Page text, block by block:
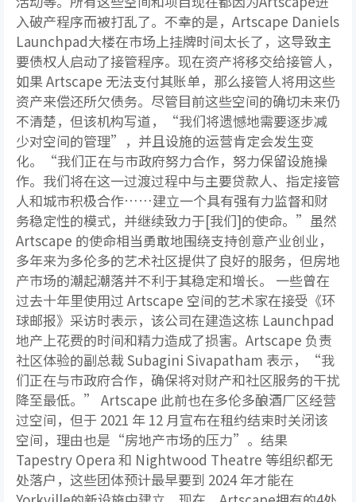
入破产程序而被打乱了。不幸的是，Artscape Daniels
Launchpad大楼在市场上挂牌时间太长了，这导致主
要债权人启动了接管程序。现在资产将移交给接管人，
如果 Artscape 无法支付其账单，那么接管人将用这些
资产来偿还所欠债务。尽管目前这些空间的确切未来仍
不清楚，但该机构写道，“我们将遗憾地需要逐步减
少对空间的管理”，并且设施的运营肯定会发生变
化。“我们正在与市政府努力合作，努力保留设施操
作。我们将在这一过渡过程中与主要贷款人、指定接管
人和城市积极合作……建立一个具有强有力监督和财
务稳定性的模式，并继续致力于[我们]的使命。”虽然
Artscape 的使命相当勇敢地围绕支持创意产业创业，
多年来为多伦多的艺术社区提供了良好的服务，但房地
产市场的潮起潮落并不利于其稳定和增长。 一些曾在
过去十年里使用过 Artscape 空间的艺术家在接受《环
球邮报》采访时表示，该公司在建造这栋 Launchpad
地产上花费的时间和精力造成了损害。Artscape 负责
社区体验的副总裁 Subagini Sivapatham 表示，“我
们正在与市政府合作，确保将对财产和社区服务的干扰
降至最低。” Artscape 此前也在多伦多酿酒厂区经营
过空间，但于 2021 年 12 月宣布在租约结束时关闭该
空间，理由也是“房地产市场的压力”。结果
Tapestry Opera 和 Nightwood Theatre 等组织都无
处落户，这些团体预计最早要到 2024 年才能在